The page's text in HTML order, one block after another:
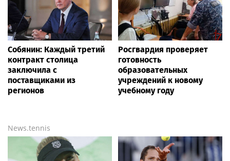
Собянин: Каждый третий
контракт столица
заключила с
поставщиками из
регионов
Росгвардия проверяет
готовность
образовательных
учреждений к новому
учебному году
News.tennis